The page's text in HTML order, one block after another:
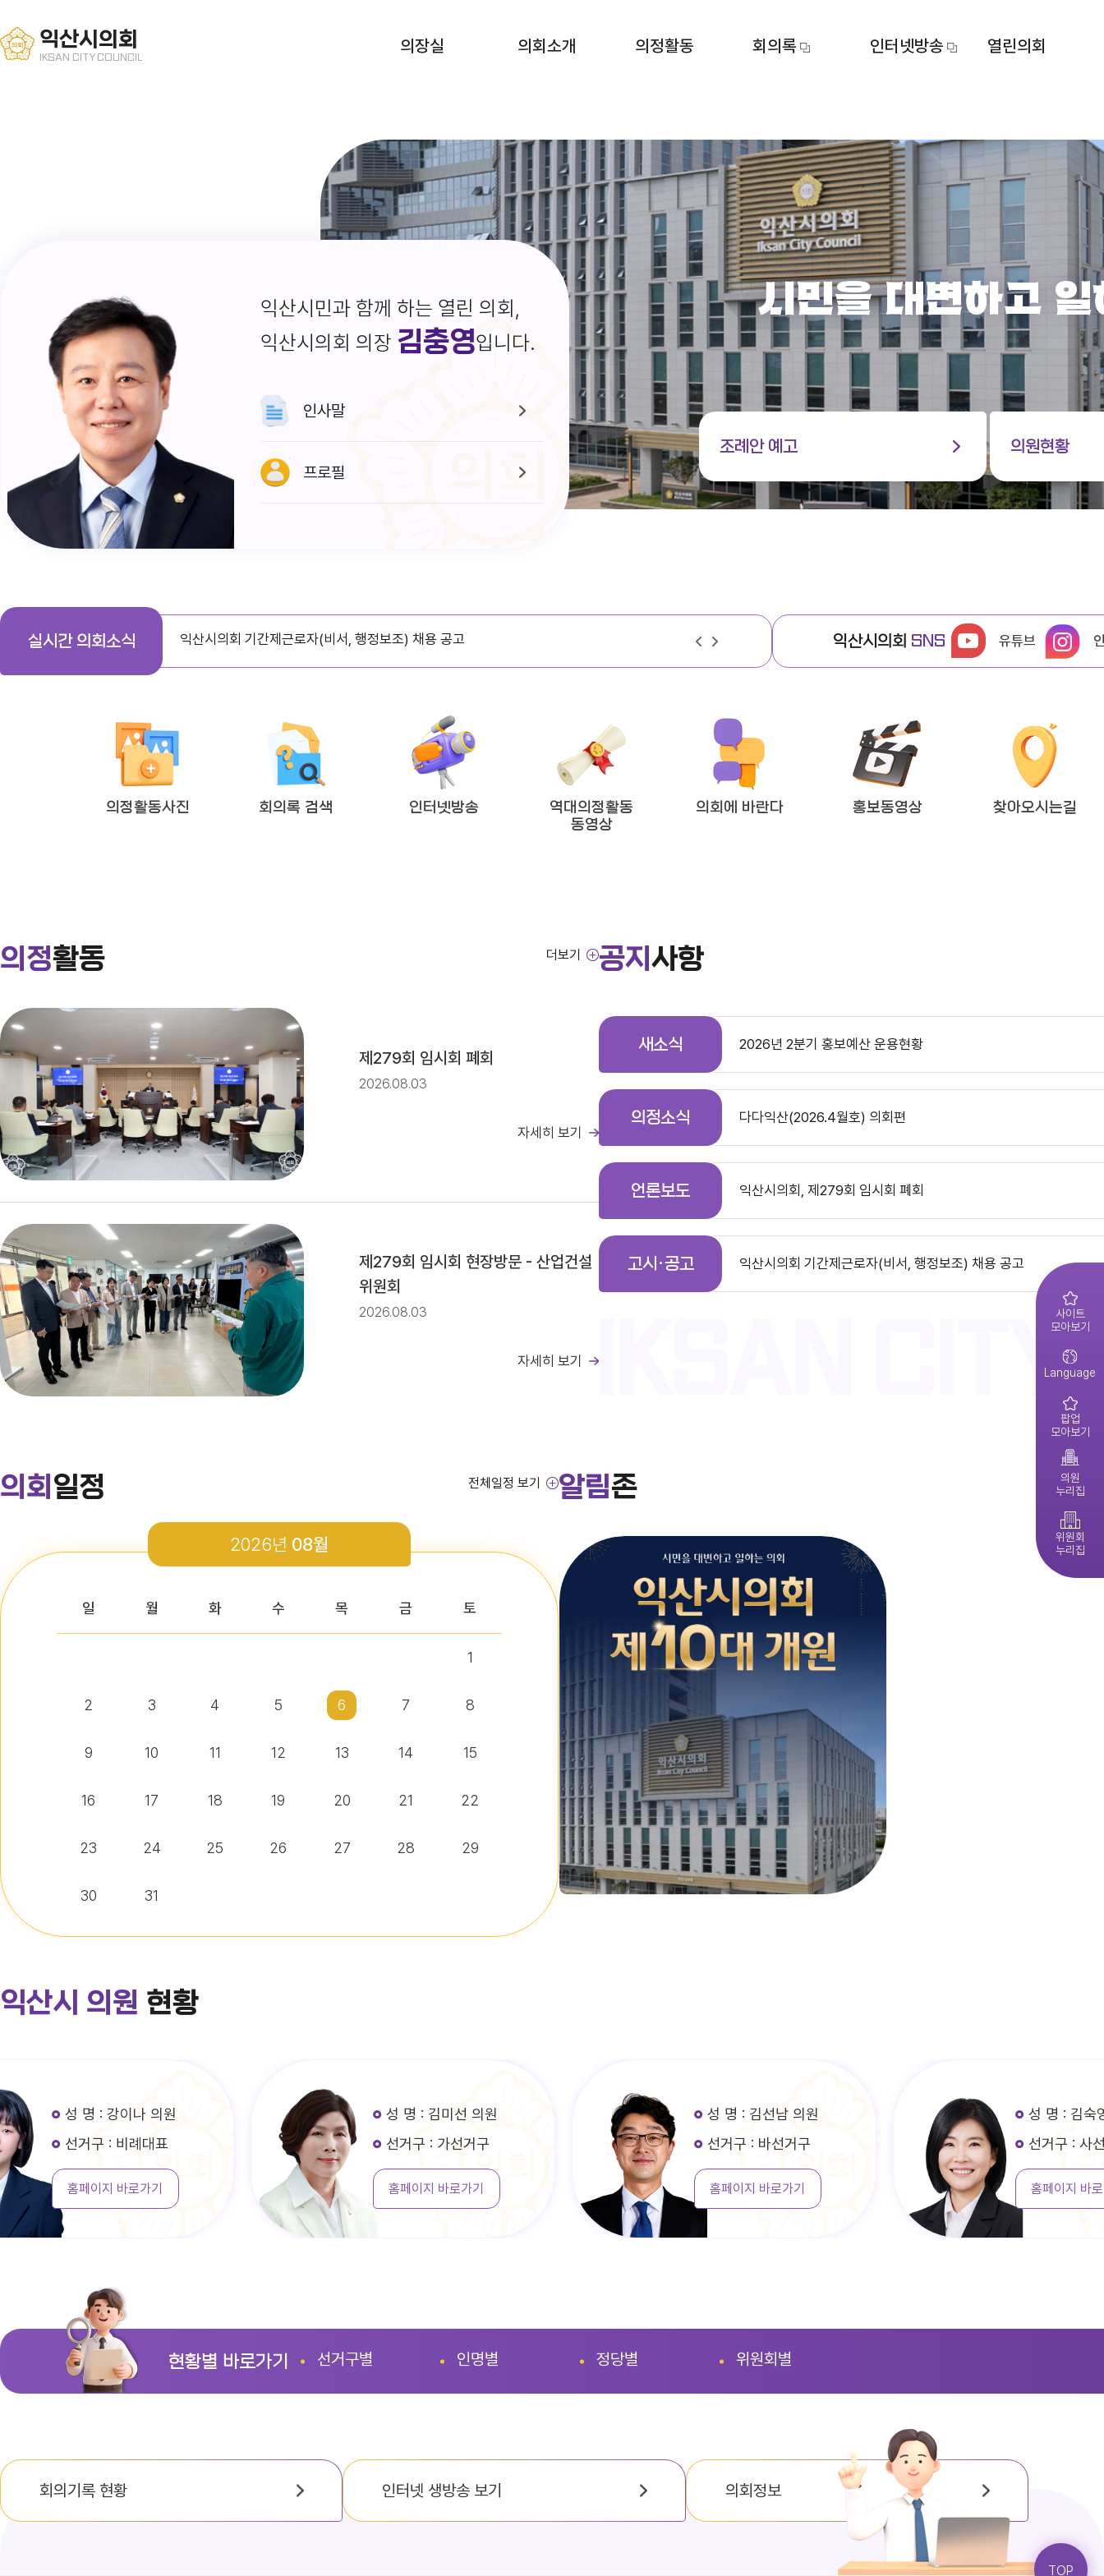
익산시의회
IKSAN CITY COUNCIL
의장실 의회소개 의정활동 회의록 인터넷방송 열린의회
사이트
모아보기
Language
팝업
모아보기
의원
누리집
위원회
누리집
시민을 대변하고
조례안 예고 의원현황
익산시민과 함께 하는 열린 의회,
익산시의회 의장 김충영입니다.
인사말
프로필
실시간 의회소식 익산시의회 기간제근로자(비서, 행정보조) 채용 공고
2026년도 제4회 익산시의회 지방임기제공무원 채용시험 최종합격자 공고
2026년도 제4회 익산시의회 지방임기제공무원 채용시험 서류전형 합격자 및 면접일정 공고
2026년 2분기 홍보예산 운용현황
제279회 익산시의회(임시회) 의사일정(안)
제279회 익산시의회 임시회 집회공고
제10대 익산시의회 개원
제278회 익산시의회 임시회 의사일정(안)
익산시의회 기간제근로자(비서, 행정보조) 채용 공고
익산시의회 SNS 유튜브
의정활동사진 회의록 검색 인터넷방송
역대의정활동
동영상
의회에 바란다 홍보동영상 찾아오시는길
의정활동
제279회 임시회 폐회
2026.08.03
자세히 보기
제279회 임시회 현장방문 - 산업건설
위원회
2026.08.03
자세히 보기
더보기 공지 사항
새소식 2026년 2분기 홍보예산 운용현황
제279회 익산시의회(임시회) 의사일정(안)
2026년 1분기 홍보예산 운용현황
의정소식
다다익산(2025.12월호) 의회편
다다익산(2026.4월호) 의회편
다다익산(2026.3월호) 의회편
다다익산(2026.4월호) 의회편
언론보도 익산시의회, 제279회 임시회 폐회
익산시의회 상임위원회 ‘현장 속으로!’
익산시의회, 제279회 임시회 폐회
고시·공고 익산시의회 기간제근로자(비서, 행정보조) 채용 공고
의회 일정
2026년 08월
일 월 화 수 목 금 토
1
2 3 4 5 6 7 8
9 10 11 12 13 14 15
16 17 18 19 20 21 22
23 24 25 26 27 28 29
30 31
전체일정 보기 알림존
익산시 의원 현황
성 명 : 김미선 의원
선거구 : 가선거구
홈페이지 바로가기
성 명 : 김선남 의원
선거구 : 바선거구
홈페이지 바로가기
성 명 : 김숙영 의원
선거구 : 사선거구
홈페이지 바로가기
현황별 바로가기 선거구별 인명별 정당별 위원회별
회의기록 현황 인터넷 생방송 보기 의회정보
TOP